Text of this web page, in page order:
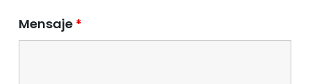
Mensaje *